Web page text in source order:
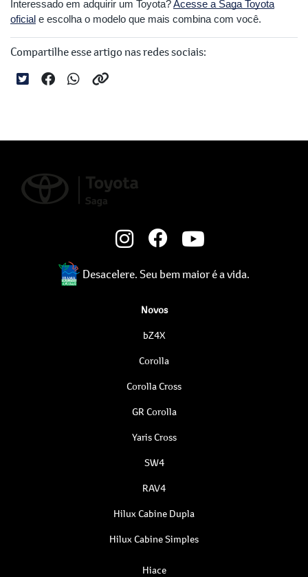
Interessado em adquirir um Toyota?Acesse a Saga Toyota
oficial e escolha o modelo que mais combina com você.
Compartilhe esse artigo nas redes sociais:
Desacelere. Seu bem maior é a vida.
Novos
bZ4X
Corolla
Corolla Cross
GR Corolla
Yaris Cross
SW4
RAV4
Hilux Cabine Dupla
Hilux Cabine Simples
Hiace